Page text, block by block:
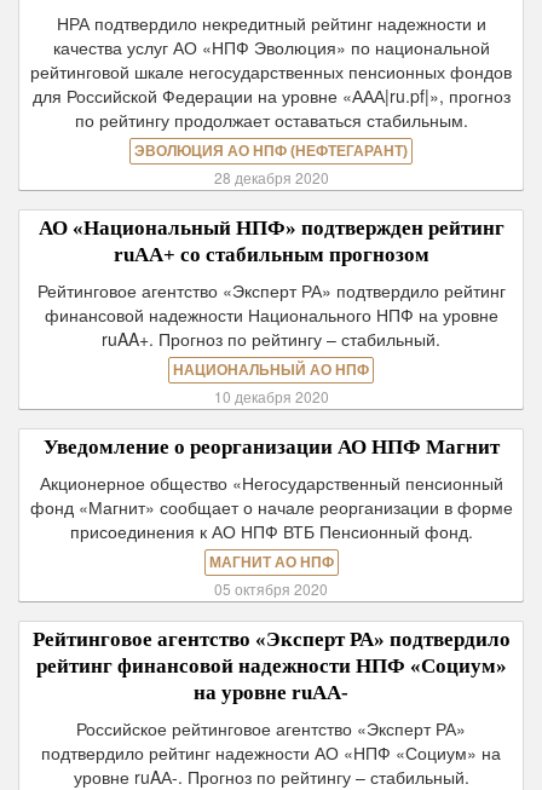
НРА подтвердило некредитный рейтинг надежности и
качества услуг АО «НПФ Эволюция» по национальной
рейтинговой шкале негосударственных пенсионных фондов
для Российской Федерации на уровне «ААА|ru.pf|», прогноз
по рейтингу продолжает оставаться стабильным.
ЭВОЛЮЦИЯ АО НПФ (НЕФТЕГАРАНТ)
28 декабря 2020
АО «Национальный НПФ» подтвержден рейтинг
ruAA+ со стабильным прогнозом
Рейтинговое агентство «Эксперт РА» подтвердило рейтинг
финансовой надежности Национального НПФ на уровне
ruAA+. Прогноз по рейтингу – стабильный.
НАЦИОНАЛЬНЫЙ АО НПФ
10 декабря 2020
Уведомление о реорганизации АО НПФ Магнит
Акционерное общество «Негосударственный пенсионный
фонд «Магнит» сообщает о начале реорганизации в форме
присоединения к АО НПФ ВТБ Пенсионный фонд.
МАГНИТ АО НПФ
05 октября 2020
Рейтинговое агентство «Эксперт РА» подтвердило
рейтинг финансовой надежности НПФ «Социум»
на уровне ruAА-
Российское рейтинговое агентство «Эксперт РА»
подтвердило рейтинг надежности АО «НПФ «Социум» на
уровне ruAА-. Прогноз по рейтингу – стабильный.